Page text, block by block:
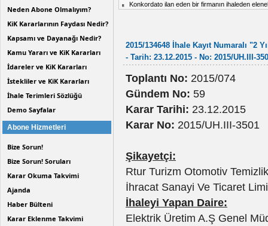
Neden Abone Olmalıyım?
KiK Kararlarının Faydası Nedir?
Kapsamı ve Dayanağı Nedir?
Kamu Yararı ve KiK Kararları
İdareler ve KiK Kararları
İstekliler ve KiK Kararları
İhale Terimleri Sözlüğü
Demo Sayfalar
Abone Hizmetleri
Bize Sorun!
Bize Sorun! Soruları
Karar Okuma Takvimi
Ajanda
Haber Bülteni
Karar Eklenme Takvimi
Konkordato ilan eden bir firmanın ihaleden
2015/134648 İhale Kayıt Numaralı "2
- Tarih: 23.12.2015 - No: 2015/UH.III-
Toplantı No: 2015/074
Gündem No: 59
Karar Tarihi: 23.12.2015
Karar No: 2015/UH.III-3501
Şikayetçi:
Rtur Turizm Otomotiv
İhracat Sanayi Ve Ticaret
İhaleyi Yapan Daire:
Elektrik Üretim A.Ş Genel